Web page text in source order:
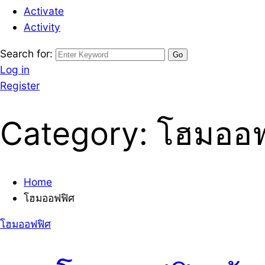
Activate
Activity
Search for:
Log in
Register
Category: โฮมอ
Home
โฮมออฟฟิศ
โฮมออฟฟิศ